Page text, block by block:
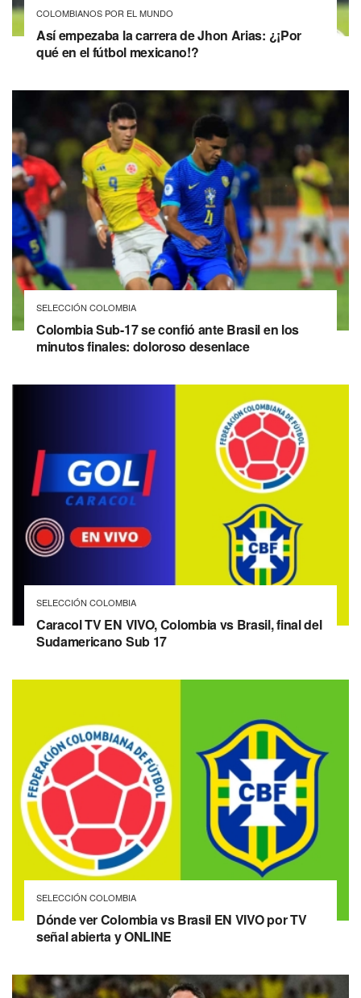
COLOMBIANOS POR EL MUNDO
Así empezaba la carrera de Jhon Arias: ¿¡Por
qué en el fútbol mexicano!?
SELECCIÓN COLOMBIA
Colombia Sub-17 se confió ante Brasil en los
minutos finales: doloroso desenlace
SELECCIÓN COLOMBIA
Caracol TV EN VIVO, Colombia vs Brasil, final del
Sudamericano Sub 17
SELECCIÓN COLOMBIA
Dónde ver Colombia vs Brasil EN VIVO por TV
señal abierta y ONLINE